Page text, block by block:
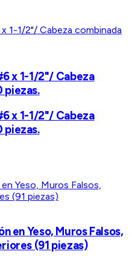
x 1-1/2"/ Cabeza
piezas.
x 1-1/2"/ Cabeza
piezas.
en Yeso, Muros Falsos,
(91 piezas)